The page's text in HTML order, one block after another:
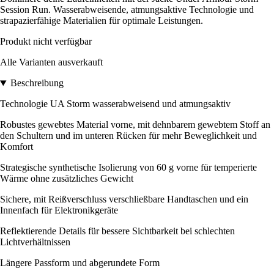
Session Run. Wasserabweisende, atmungsaktive Technologie und
strapazierfähige Materialien für optimale Leistungen.
Produkt nicht verfügbar
Alle Varianten ausverkauft
Beschreibung
Technologie UA Storm wasserabweisend und atmungsaktiv
Robustes gewebtes Material vorne, mit dehnbarem gewebtem Stoff an
den Schultern und im unteren Rücken für mehr Beweglichkeit und
Komfort
Strategische synthetische Isolierung von 60 g vorne für temperierte
Wärme ohne zusätzliches Gewicht
Sichere, mit Reißverschluss verschließbare Handtaschen und ein
Innenfach für Elektronikgeräte
Reflektierende Details für bessere Sichtbarkeit bei schlechten
Lichtverhältnissen
Längere Passform und abgerundete Form